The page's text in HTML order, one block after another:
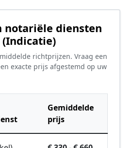
notariële diensten
(Indicatie)
richtprijzen. Vraag een
exacte prijs afgestemd op uw
Gemiddelde
prijs